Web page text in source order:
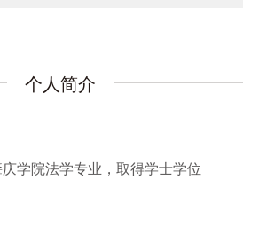
个人简介
学院法学专业，取得学士学位